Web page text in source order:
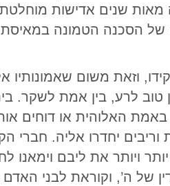
מאות שנים אדישות
של הסכנה הטמונה
וזאת משום שאמונותיו
טוב לרע, בין אמת לשקר.
האלוהית או דוחים
יחדרו אליה. חברי
ויותר את ליבם וימאנו
ה’, וקוראת לבני האדם